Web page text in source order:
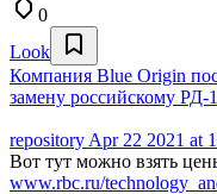
0
Look
Компания Blue Origin
замену российскому РД-
repository Apr 22 2021 at
Вот тут можно взять
www.rbc.ru/